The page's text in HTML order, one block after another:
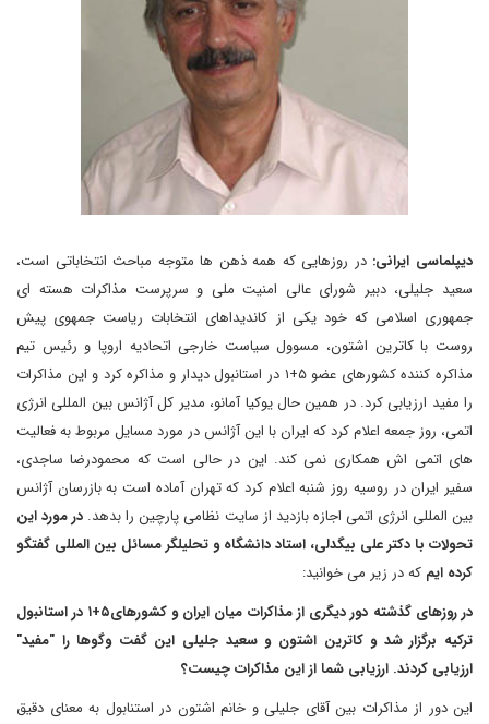
دیپلماسی ایرانی: در روزهایی که همه ذهن ها متوجه مباحث انتخاباتی است،
سعید جلیلی، دبیر شورای عالی امنیت ملی و سرپرست مذاکرات هسته ای
جمهوری اسلامی که خود یکی از کاندیداهای انتخابات ریاست جمهوی پیش
روست با کاترین اشتون، مسوول سیاست خارجی اتحادیه اروپا و رئیس تیم
مذاکره کننده کشورهای عضو ۵+۱ در استانبول دیدار و مذاکره کرد و این مذاکرات
را مفید ارزیابی کرد. در همین حال یوکیا آمانو، مدیر کل آژانس بین المللی انرژی
اتمی، روز جمعه اعلام کرد که ایران با این آژانس در مورد مسایل مربوط به فعالیت
های اتمی اش همکاری نمی کند. این در حالی است که محمودرضا ساجدی،
سفیر ایران در روسیه روز شنبه اعلام کرد که تهران آماده است به بازرسان آژانس
بین المللی انرژی اتمی اجازه بازدید از سایت نظامی پارچین را بدهد. در مورد این
تحولات با دکتر علی بیگدلی، استاد دانشگاه و تحلیلگر مسائل بین المللی گفتگو
کرده ایم که در زیر می خوانید:
در روزهای گذشته دور دیگری از مذاکرات میان ایران و کشورهای۵+۱ در استانبول
ترکیه برگزار شد و کاترین اشتون و سعید جلیلی این گفت وگوها را "مفید"
ارزیابی کردند. ارزیابی شما از این مذاکرات چیست؟
این دور از مذاکرات بین آقای جلیلی و خانم اشتون در استنابول به معنای دقیق